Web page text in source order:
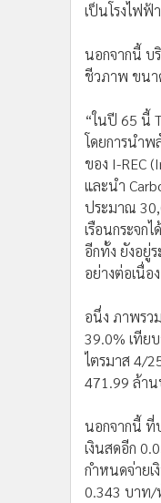
เป็นโรงไฟฟ้
นอกจากนี้ บ
ชีวภาพ ขนา
“ในปี 65 นี้
โดยการนำ
ของ I-REC
และนำ
ประมาณ
เรือนกระจก
อีกทั้ง ยังอยู่
อย่างต่อเนื่อ
อนึ่ง ภาพรว
39.0% เทีย
ไตรมาส 4/
471.99 ล้า
นอกจากนี้ ที่
เงินสดอีก
กำหนดจ่ายเ
0.343 บาท/